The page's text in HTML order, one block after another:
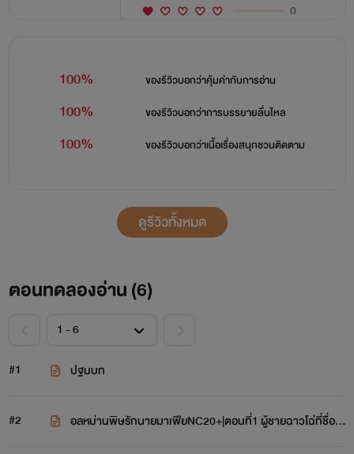
0
100% ของรีวิวบอกว่าคุ้มค่ากับการอ่าน
100% ของรีวิวบอกว่าการบรรยายลื่นไหล
100% ของรีวิวบอกว่าเนื้อเรื่องสนุกชวนติดตาม
ดูรีวิวทั้งหมด
ตอนทดลองอ่าน (6)
#1 ปฐมบท
#2
อลหม่านพิษรักนายมาเฟียNC20+|ตอนที่1 ผู้ชายฉาวโฉ่ที่ชื่อ เ